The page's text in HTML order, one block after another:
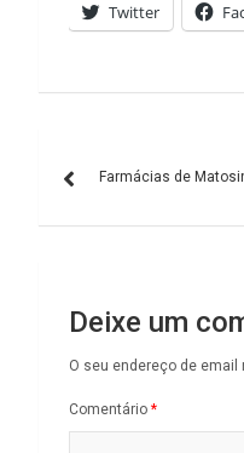
Twitter
de
Farmácias de
Deixe um
O seu endereço de email
Comentário *